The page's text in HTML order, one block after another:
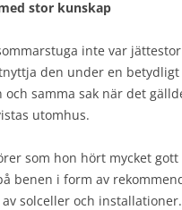
stor kunskap
inte var
den under en
och samma sak när det
utomhus.
som hon hört mycket
benen i form av
solceller och